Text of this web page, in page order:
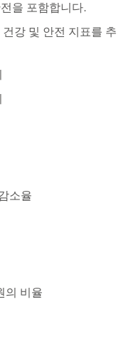
을 포함합니다.
강 및 안전 지표를 추
소율
의 비율